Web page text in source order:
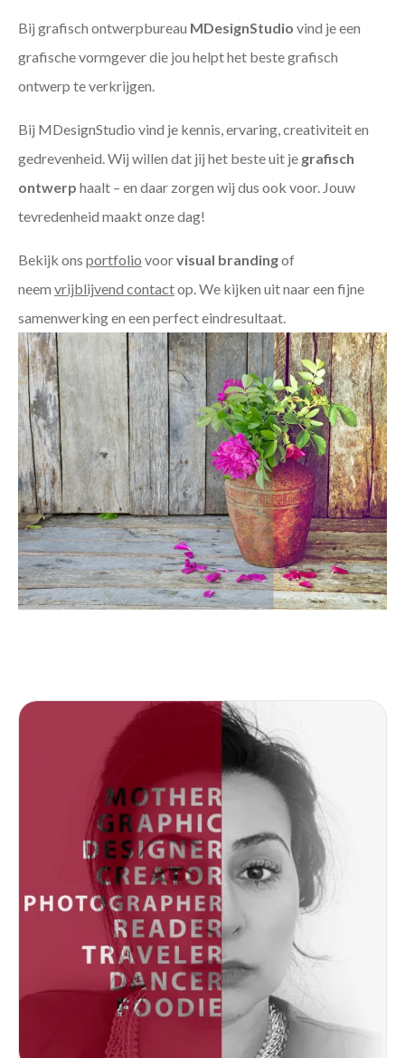
Bij grafisch ontwerpbureau MDesignStudio vind je een
grafische vormgever die jou helpt het beste grafisch
ontwerp te verkrijgen.
Bij MDesignStudio vind je kennis, ervaring, creativiteit en
gedrevenheid. Wij willen dat jij het beste uit je grafisch
ontwerp haalt – en daar zorgen wij dus ook voor. Jouw
tevredenheid maakt onze dag!
Bekijk ons portfolio voorvisual brandingof
neem vrijblijvend contactop. We kijken uit naar een fijne
samenwerking en een perfect eindresultaat.